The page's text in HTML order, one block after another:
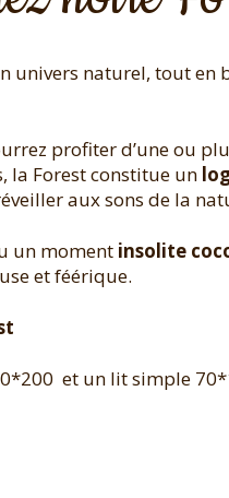
univers naturel, tout
profiter d’une ou
la Forest constitue un
aux sons de la
un moment insolite
et féérique.
et un lit simple